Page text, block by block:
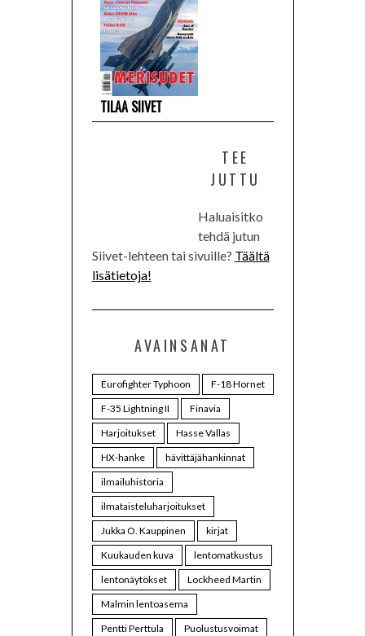
TILAA SIIVET
TEE
JUTTU
Haluaisitko
tehdä jutun
Siivet-lehteen tai sivuille? Täältä
lisätietoja!
AVAINSANAT
Eurofighter Typhoon
F-18 Hornet
F-35 Lightning II
Finavia
Harjoitukset
Hasse Vallas
HX-hanke
hävittäjähankinnat
ilmailuhistoria
ilmataisteluharjoitukset
Jukka O. Kauppinen
kirjat
Kuukauden kuva
lentomatkustus
lentonäytökset
Lockheed Martin
Malmin lentoasema
Pentti Perttula
Puolustusvoimat